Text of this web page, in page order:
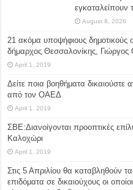
εγκαταλείπουν
August 8, 2026
21 ακόμα υποψήφιους
δήμαρχος Θεσσαλονίκης,
April 1, 2019
Δείτε ποια βοηθήματα δικαιούστε
από τον ΟΑΕΔ
April 1, 2019
ΣΒΕ:Διανοίγονται προοπτικές
Καλοχώρι
April 1, 2019
Στις 5 Απριλίου θα καταβληθούν
επιδόματα σε δικαιούχους οι